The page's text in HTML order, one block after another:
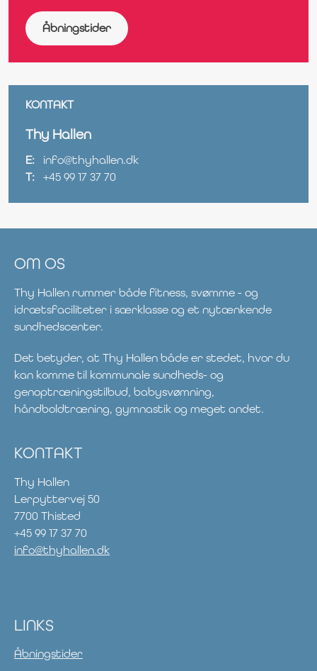
Åbningstider
KONTAKT
Thy Hallen
E:
info@thyhallen.dk
T:
+45 99 17 37 70
OM OS
Thy Hallen rummer både fitness, svømme - og
idrætsfaciliteter i særklasse og et nytænkende
sundhedscenter.
Det betyder, at Thy Hallen både er stedet, hvor du
kan komme til kommunale sundheds- og
genoptræningstilbud, babysvømning,
håndboldtræning, gymnastik og meget andet.
KONTAKT
Thy Hallen
Lerpyttervej 50
7700 Thisted
+45 99 17 37 70
info@thyhallen.dk
LINKS
Åbningstider